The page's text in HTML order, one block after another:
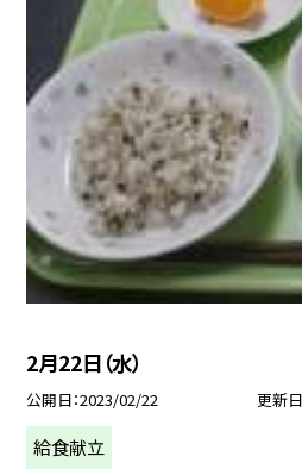
2月22日（水）
公開日 2023/02/22 更新日
給食献立